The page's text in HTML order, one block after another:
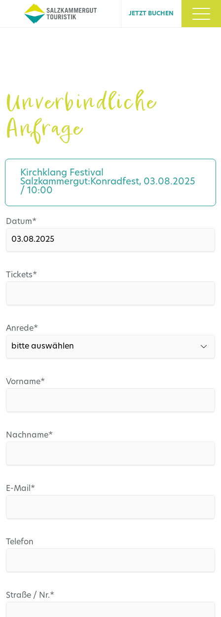
JETZT BUCHEN
Unverbindliche
Anfrage
Kirchklang Festival
Salzkammergut:Konradfest, 03.08.2025
/ 10:00
Pflichtfeld
Datum*
Pflichtfeld
Tickets*
Pflichtfeld
Anrede*
Pflichtfeld
Vorname*
Pflichtfeld
Nachname*
Pflichtfeld
E-Mail*
Telefon
Pflichtfeld
Straße / Nr.*